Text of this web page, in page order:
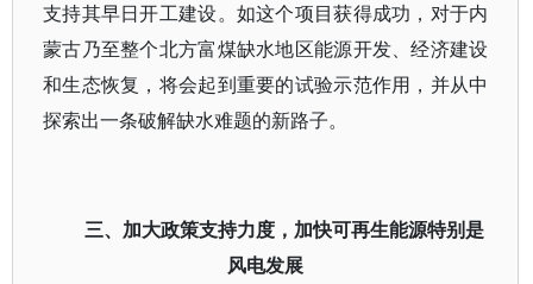
支持其早日开工建设。如这个项目获得成功，对于内
蒙古乃至整个北方富煤缺水地区能源开发、经济建设
和生态恢复，将会起到重要的试验示范作用，并从中
探索出一条破解缺水难题的新路子。
三、加大政策支持力度，加快可再生能源特别是
风电发展